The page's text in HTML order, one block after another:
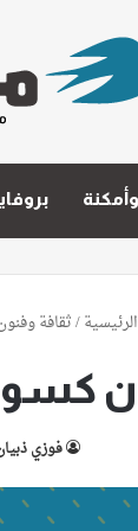
الرئيسية/ثقافة
فوزي